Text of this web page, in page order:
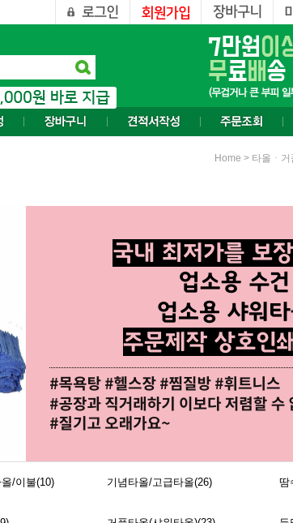
Home > 타올ㆍ거
/이불(10) 기념타올/고급타올(26) 땀